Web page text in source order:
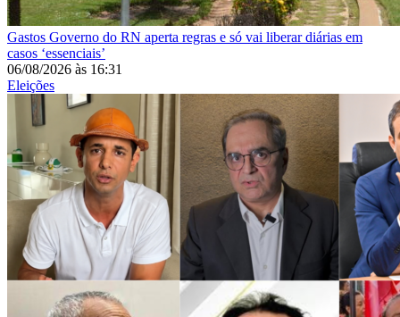
Gastos Governo do RN aperta regras e só vai liberar diárias em
casos ‘essenciais’
06/08/2026 às 16:31
Eleições